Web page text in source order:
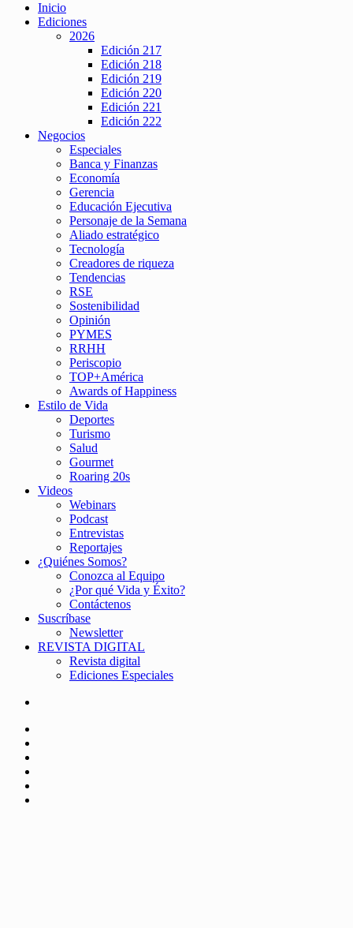
Inicio
Ediciones
2026
Edición 217
Edición 218
Edición 219
Edición 220
Edición 221
Edición 222
Negocios
Especiales
Banca y Finanzas
Economía
Gerencia
Educación Ejecutiva
Personaje de la Semana
Aliado estratégico
Tecnología
Creadores de riqueza
Tendencias
RSE
Sostenibilidad
Opinión
PYMES
RRHH
Periscopio
TOP+América
Awards of Happiness
Estilo de Vida
Deportes
Turismo
Salud
Gourmet
Roaring 20s
Videos
Webinars
Podcast
Entrevistas
Reportajes
¿Quiénes Somos?
Conozca al Equipo
¿Por qué Vida y Éxito?
Contáctenos
Suscríbase
Newsletter
REVISTA DIGITAL
Revista digital
Ediciones Especiales